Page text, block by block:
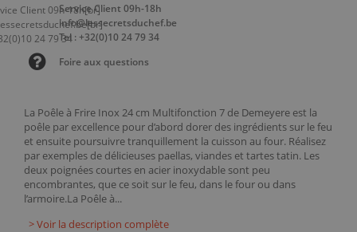
La Poêle à Frire Inox 24 cm Multifonction 7 de Demeyere est la
poêle par excellence pour d’abord dorer des ingrédients sur le feu
et ensuite poursuivre tranquillement la cuisson au four. Réalisez
par exemples de délicieuses paellas, viandes et tartes tatin. Les
deux poignées courtes en acier inoxydable sont peu
encombrantes, que ce soit sur le feu, dans le four ou dans
l’armoire.La Poêle à...
> Voir la description complète
Service Client 09h-18h
info@lessecretsduchef.be
Tel : +32(0)10 24 79 34
Foire aux questions